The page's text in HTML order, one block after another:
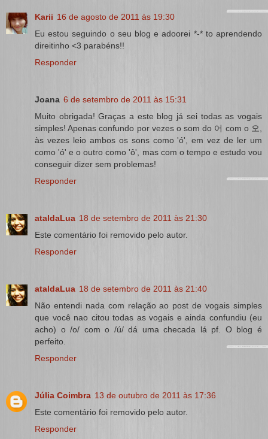
Karii 16 de agosto de 2011 às 19:30
Eu estou seguindo o seu blog e adoorei *-* to aprendendo
direitinho <3 parabéns!!
Responder
Joana 6 de setembro de 2011 às 15:31
Muito obrigada! Graças a este blog já sei todas as vogais
simples! Apenas confundo por vezes o som do 어 com o 오,
às vezes leio ambos os sons como 'ó', em vez de ler um
como 'ó' e o outro como 'ô', mas com o tempo e estudo vou
conseguir dizer sem problemas!
Responder
ataldaLua 18 de setembro de 2011 às 21:30
Este comentário foi removido pelo autor.
Responder
ataldaLua 18 de setembro de 2011 às 21:40
Não entendi nada com relação ao post de vogais simples
que você nao citou todas as vogais e ainda confundiu (eu
acho) o /o/ com o /ú/ dá uma checada lá pf. O blog é
perfeito.
Responder
Júlia Coimbra 13 de outubro de 2011 às 17:36
Este comentário foi removido pelo autor.
Responder